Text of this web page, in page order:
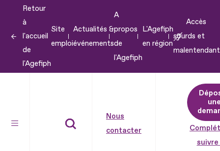
contenu
Retour
à
l'accueil
de
l'Agefiph
Site
emploi
Actualités &
événements
A
propos
de
l'Agefiph
L'Agefiph
en région
Accès
sourds et
Nous
contacter
suivre